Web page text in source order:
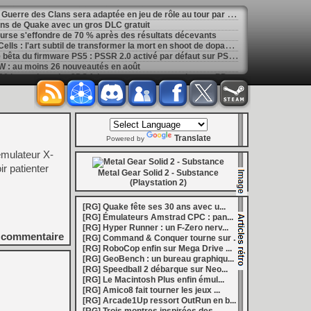
[
GK] La saga de romans La Guerre des Clans sera adaptée en jeu de rôle au tour par tour
de Quake avec un gros DLC gratuit
s'effondre de 70 % après des résultats décevants
[
GK] Mémoire cash - Dead Cells : l'art subtil de transformer la mort en shoot de dopamine
[
LS] [PS5] Sony déploie une bêta du firmware PS5 : PSSR 2.0 activé par défaut sur PS5 Pro
: au moins 26 nouveautés en août
[
LS] [3DS] 3DShell-next v1.00 le gestionnaire 3DS fait peau neuve avec un lecteur PDF et un moteur entièrement revu
de la Bourse
[
LS] [PS5] fan_target v0.1 un payload PS5 qui permet de personnaliser la température cible du ventilateur
passe en v0.9.1 avec le support de YouTube 01.009.253
[
GK] Preview : Onimusha : Way of the Sword s'égare-t-il dans son pseudo monde ouvert ?
: Fighting Souls n'aura pas de test aujourd'hui
Repairs porte bien son nom
vous invite à regarder Netflix le 27 août à 21h
: la gestion de bolides en plastique, c'est un métier
Mana, le jeu qui a ensorcelé une génération
ventes de Switch 2 dépassent déjà celles de la GameCube
[
GK] Kingdom Hearts : accusé d'utiliser l'IA générative sur son visuel de promo, Square Enix invoque « l'erreur humaine »
autour de Halo : Campaign Evolved
[
GK] Inspiré par System Shock 2 et Doom 3, le FPS DERELIKT veut vous foutre la trouille à la fin 2026
Éclatants » arriveront sur Switch 2 en octobre
[
LS] [XB360] Xbox360BadUpdate v1.3 l'exploit Xbox 360 gagne en fiabilité et ajoute un mode de récupération
: après un accueil mitigé, Game Freak va revoir sa copie
Champions Tactics, le jeu NFT ferme ses portes
: l'hymne ultime à la solitude a déjà quarante ans
le maintien des jeux physiques pour les joueurs
27 veut apporter du sang neuf avec le mode The Grounds
médiéval à petit prix pour la rentrée
des Zelda de la Game Boy arrivera à la rentrée 2026
X-
patienter
commentaire
Powered by Translate
Metal Gear Solid 2 - Substance
(Playstation 2)
[RG] Quake fête ses 30 ans avec u...
[RG] Émulateurs Amstrad CPC : pan...
[RG] Hyper Runner : un F-Zero nerv...
[RG] Command & Conquer tourne sur ...
[RG] RoboCop enfin sur Mega Drive ...
[RG] GeoBench : un bureau graphiqu...
[RG] Speedball 2 débarque sur Neo...
[RG] Le Macintosh Plus enfin émul...
[RG] Amico8 fait tourner les jeux ...
[RG] Arcade1Up ressort OutRun en b...